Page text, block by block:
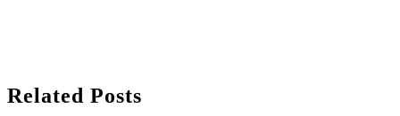
Related Posts